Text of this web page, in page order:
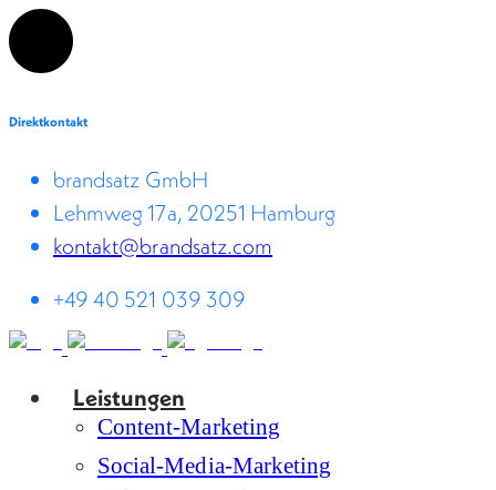
Direktkontakt
brandsatz GmbH
Lehmweg 17a, 20251 Hamburg
kontakt@brandsatz.com
+49 40 521 039 309
Leistungen
Content-Marketing
Social-Media-Marketing